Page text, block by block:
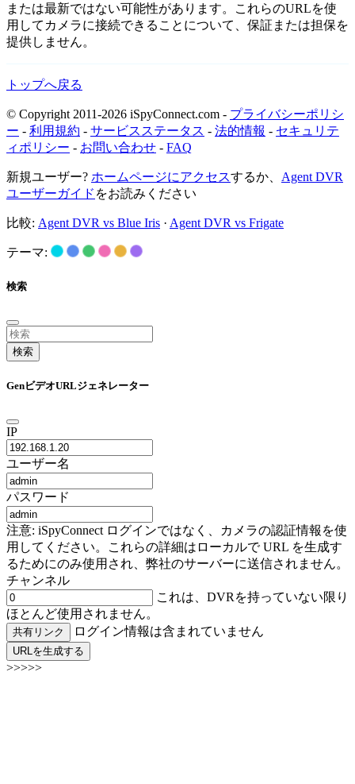
または最新ではない可能性があります。これらのURLを使
用してカメラに接続できることについて、保証または担保を
提供しません。
トップへ戻る
© Copyright 2011-2026 iSpyConnect.com - プライバシーポリシ
ー - 利用規約 - サービスステータス - 法的情報 - セキュリテ
ィポリシー - お問い合わせ - FAQ
新規ユーザー? ホームページにアクセスするか、 Agent DVR
ユーザーガイド をお読みください
比較: Agent DVR vs Blue Iris · Agent DVR vs Frigate
テーマ:
検索
検索
GenビデオURLジェネレーター
IP
ユーザー名
パスワード
注意: iSpyConnect ログインではなく、カメラの認証情報を使
用してください。これらの詳細はローカルで URL を生成す
るためにのみ使用され、弊社のサーバーに送信されません。
チャンネル
これは、DVRを持っていない限り
ほとんど使用されません。
共有リンク ログイン情報は含まれていません
URLを生成する
>>>>>